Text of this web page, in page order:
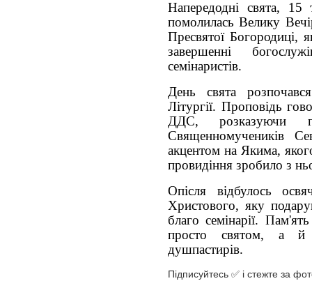
Напередодні свята, 15
помолилась Велику
Пресвятої
завершенні
семінаристів.
День свята
Літургії. Проповідь
ДДС, розказуючи
Священномучеників
акцентом на Якима,
провидіння зробило з
Опісля відбулось
Христового, яку
благо семінарії.
просто святом, а й
душпастирів.
Підписуйтесь ✅ і стежте за